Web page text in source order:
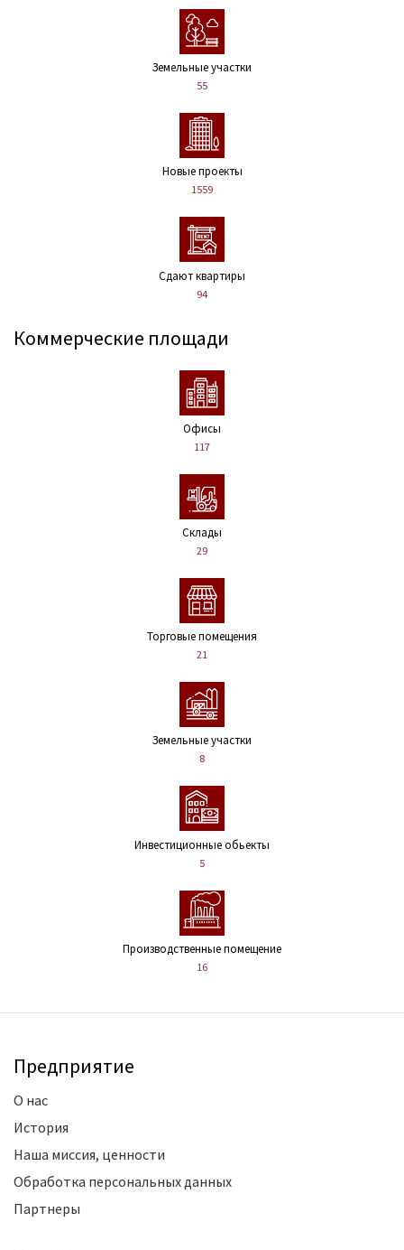
Земельные участки
55
Новые проекты
1559
Сдают квартиры
94
Коммерческие площади
Офисы
117
Склады
29
Торговые помещения
21
Земельные участки
8
Инвестиционные обьекты
5
Производственные помещение
16
Предприятие
О нас
История
Наша миссия, ценности
Обработка персональных данных
Партнеры